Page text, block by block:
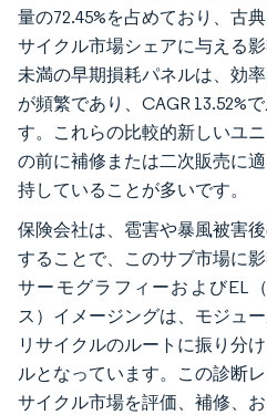
量の72.45%を占めており、古
サイクル市場シェアに与える
未満の早期損耗パネルは、効
が頻繁であり、CAGR 13.52%
す。これらの比較的新しいユ
の前に補修または二次販売に
持していることが多いです。
保険会社は、雹害や暴風被害
することで、このサブ市場に
サーモグラフィーおよびEL
ス）イメージングは、モジュ
リサイクルのルートに振り分
ルとなっています。この診断
サイクル市場を評価、補修、